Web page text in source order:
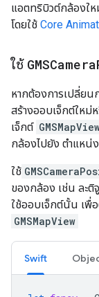
แอตทริบิวต์กล้องให
โดยใช้ Core
ใช้ GMSCamera
หากต้องการเปลี่ยน
สร้างออบเจ็กต์ให
เจ็กต์
กล้องไปยัง ตำแหน่
ใช้
ของกล้อง เช่น ละ
ใช้ออบเจ็กต์นั้น เพื่
GMSMapView
Swift